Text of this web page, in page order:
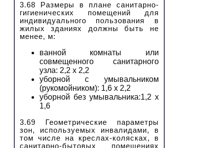
3.68 Размеры в плане санитарно-
гигиенических помещений для
индивидуального пользования в
жилых зданиях должны быть не
менее, м:
ванной комнаты или
совмещенного санитарного
узла: 2,2 х 2,2
уборной с умывальником
(рукомойником): 1,6 х 2,2
уборной без умывальника:1,2 х
1,6
3.69 Геометрические параметры
зон, используемых инвалидами, в
том числе на креслах-колясках, в
санитарно-бытовых помещениях